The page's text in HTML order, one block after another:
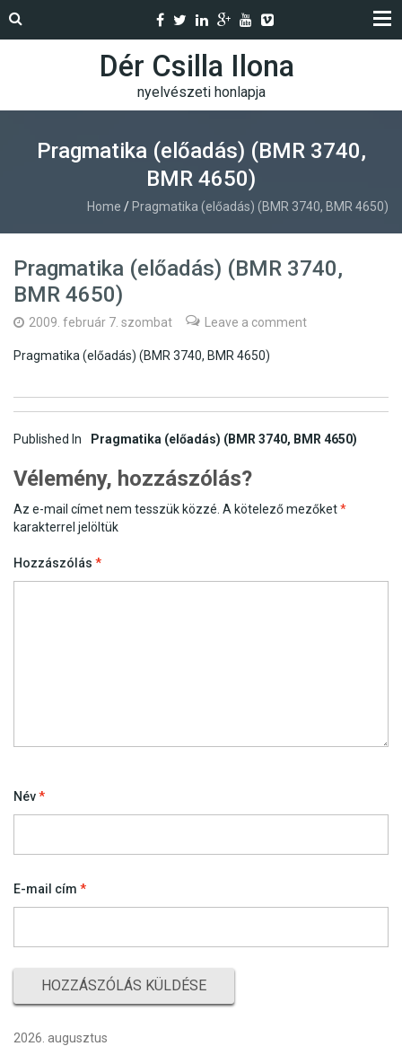
Dér Csilla Ilona
nyelvészeti honlapja
Pragmatika (előadás) (BMR 3740,
BMR 4650)
Home / Pragmatika (előadás) (BMR 3740, BMR 4650)
Pragmatika (előadás) (BMR 3740,
BMR 4650)
2009. február 7. szombat Leave a comment
Pragmatika (előadás) (BMR 3740, BMR 4650)
Post
navigation
Published In Pragmatika (előadás) (BMR 3740, BMR 4650)
Vélemény, hozzászólás?
Az e-mail címet nem tesszük közzé. A kötelező mezőket*
karakterrel jelöltük
Hozzászólás *
Név*
E-mail cím *
2026. augusztus